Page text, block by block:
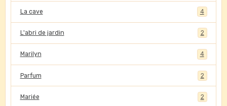
La cave 4
L'abri de jardin 2
Marilyn 4
Parfum 2
Mariée 2